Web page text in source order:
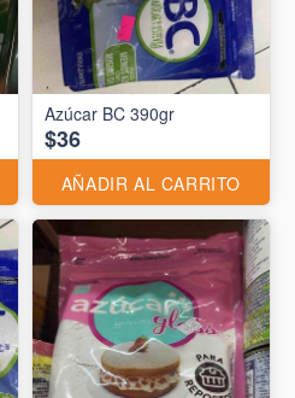
Azúcar BC 390gr
$36
AÑADIR AL CARRITO